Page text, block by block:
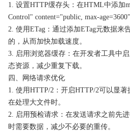
1. 设置HTTP缓存头：在HTML中添加
Control" content="public, max-
2. 使用ETag：通过添加ETag元数据来
的，从而加快加载速度。
3. 启用浏览器缓存：在开发者工具中
态资源，减少重复下载。
四、网络请求优化
1. 使用HTTP/2：开启HTTP/2可以显
在处理大文件时。
2. 启用预检请求：在发送请求之前先
时需要数据，减少不必要的重传。